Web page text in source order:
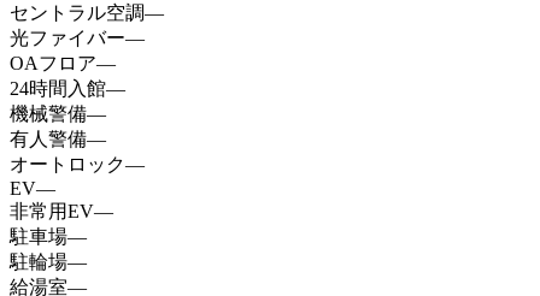
セントラル空調—
光ファイバー—
OAフロア—
24時間入館—
機械警備—
有人警備—
オートロック—
EV—
非常用EV—
駐車場—
駐輪場—
給湯室—